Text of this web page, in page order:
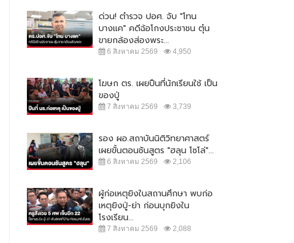
ด่วน! ตำรวจ ปอศ. จับ "โทน
บางแค" คดีฉ้อโกงประชาชน ตุ๋น
ขายกล้องส่องพระ...
6 สิงหาคม 2569 4,950
โฆษก ตร. เผยปืนที่นักเรียนใช้ เป็น
ของปู่
7 สิงหาคม 2569 3,739
รอง ผอ.สถาบันนิติวิทยาศาสตร์
เผยขั้นตอนชันสูตร "ฮลุน โซโล่"...
6 สิงหาคม 2569 2,106
ผู้ก่อเหตุยิงในสถานศึกษา พบก่อ
เหตุยิงปู่-ย่า ก่อนบุกยิงใน
โรงเรียน...
7 สิงหาคม 2569 2,088